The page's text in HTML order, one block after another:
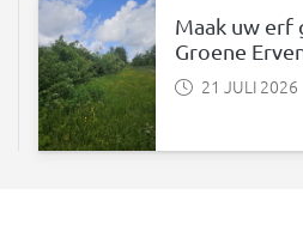
Maak uw erf
Groene
21 JULI 2026